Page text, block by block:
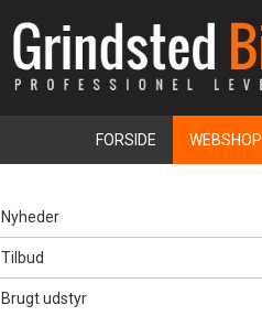
FORSIDE WEBSHOP
Nyheder
Tilbud
Brugt udstyr